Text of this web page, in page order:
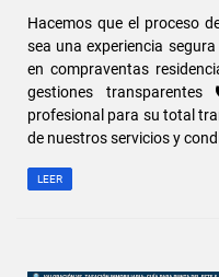
Hacemos que el proceso
sea una experiencia
en compraventas
gestiones
profesional para su total
de nuestros servicios y
LEER